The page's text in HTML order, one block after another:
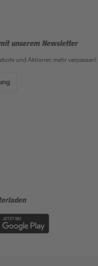
unserem Newsletter
und Aktionen mehr verpassen!